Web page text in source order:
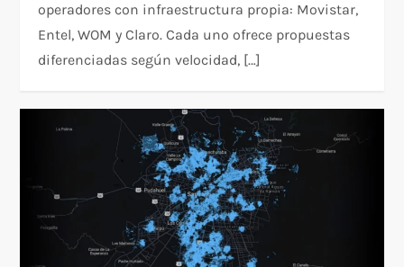
operadores con infraestructura propia: Movistar,
Entel, WOM y Claro. Cada uno ofrece propuestas
diferenciadas según velocidad, […]